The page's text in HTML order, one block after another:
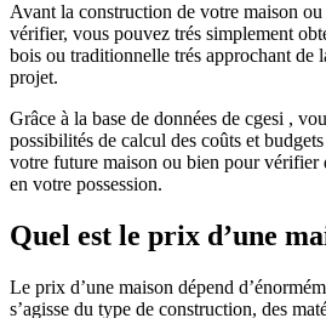
Avant la construction de votre maison
vérifier, vous pouvez trés simplement
bois ou traditionnelle trés approchant de
projet.
Grâce à la base de données de cgesi ,
possibilités de calcul des coûts et
votre future maison ou bien pour vérifier
en votre possession.
Quel est le prix d’une
Le prix d’une maison dépend
s’agisse du type de construction, des